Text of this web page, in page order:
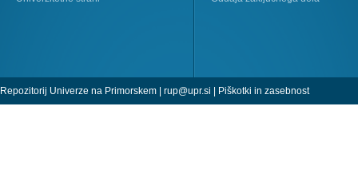
Repozitorij Univerze na Primorskem | rup@upr.si | Piškotki in zasebnost